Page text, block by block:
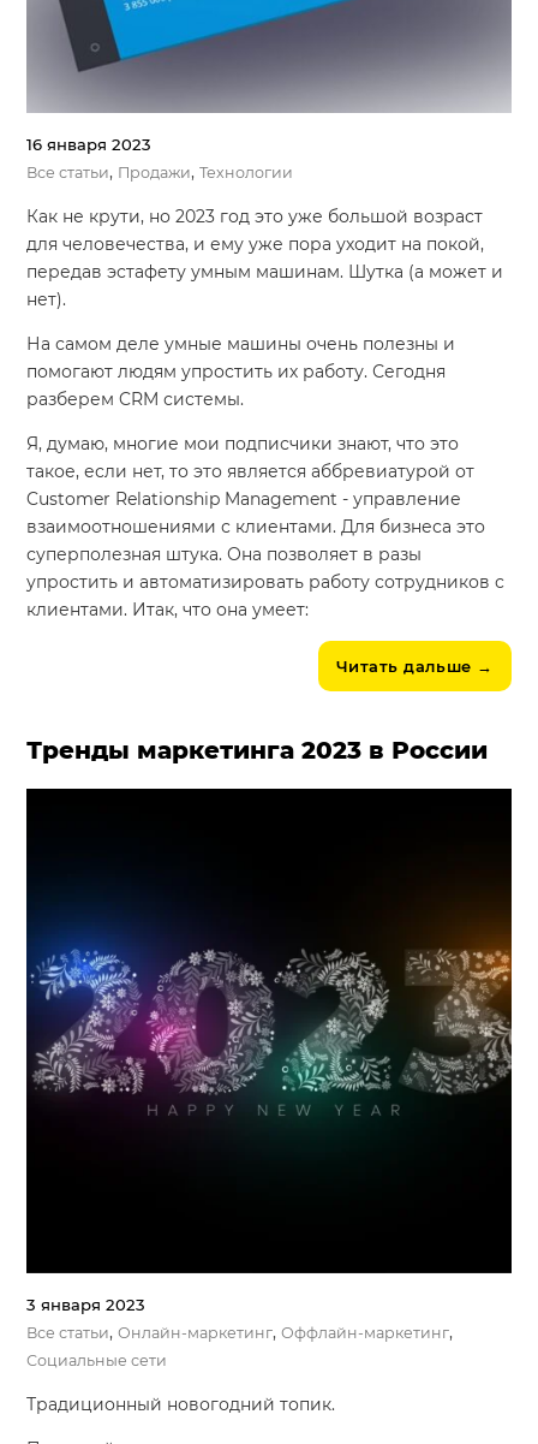
16 января 2023
Все статьи, Продажи,Технологии
Как не крути, но 2023 год это уже большой возраст
для человечества, и ему уже пора уходит на покой,
передав эстафету умным машинам. Шутка (а может и
нет).
На самом деле умные машины очень полезны и
помогают людям упростить их работу. Сегодня
разберем CRM системы.
Я, думаю, многие мои подписчики знают, что это
такое, если нет, то это является аббревиатурой от
Customer Relationship Management - управление
взаимоотношениями с клиентами. Для бизнеса это
суперполезная штука. Она позволяет в разы
упростить и автоматизировать работу сотрудников с
клиентами. Итак, что она умеет:
Читать дальше →
Тренды маркетинга 2023 в России
3 января 2023
Все статьи,Онлайн-маркетинг,Оффлайн-маркетинг,
Социальные сети
Традиционный новогодний топик.